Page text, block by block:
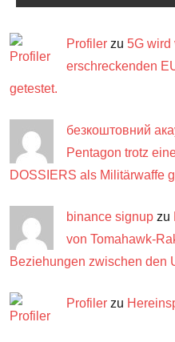
Profiler zu 5G wird
erschreckenden
getestet.
безкоштовний
Pentagon trotz
DOSSIERS als Militärwaffe
binance signup zu
von Tomahawk-
Beziehungen zwischen den
Profiler zu